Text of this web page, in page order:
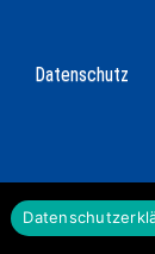
Datenschutz